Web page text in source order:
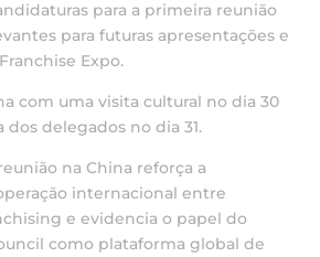
para a primeira reunião
para futuras apresentações e
Expo.
com uma visita cultural no dia 30
delegados no dia 31.
na China reforça a
internacional entre
e evidencia o papel do
como plataforma global de